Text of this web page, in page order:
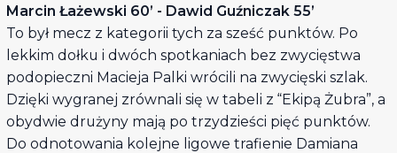
Marcin Łażewski 60’ - Dawid Guźniczak 55’
To był mecz z kategorii tych za sześć punktów. Po
lekkim dołku i dwóch spotkaniach bez zwycięstwa
podopieczni Macieja Palki wrócili na zwycięski szlak.
Dzięki wygranej zrównali się w tabeli z “Ekipą Żubra”, a
obydwie drużyny mają po trzydzieści pięć punktów.
Do odnotowania kolejne ligowe trafienie Damiana